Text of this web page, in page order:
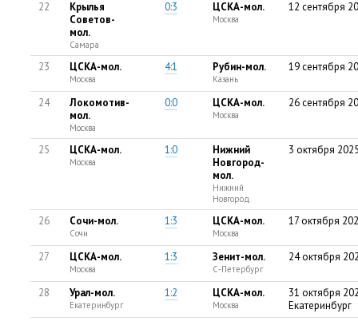
22
Крылья
Советов-
мол.
Самара
0:3 ЦСКА-мол.
Москва
12 сентября
23 ЦСКА-мол.
Москва
4:1 Рубин-мол.
Казань
19 сентября
24
Локомотив-
мол.
Москва
0:0 ЦСКА-мол.
Москва
26 сентября
25 ЦСКА-мол.
Москва
1:0
Нижний
Новгород-
мол.
Нижний
Новгород
3 октября
26 Сочи-мол.
Сочи
1:3 ЦСКА-мол.
Москва
17 октября
27 ЦСКА-мол.
Москва
1:3 Зенит-мол.
С-Петербург
24 октября
28 Урал-мол.
Екатеринбург
1:2 ЦСКА-мол.
Москва
31 октября
Екатеринбург